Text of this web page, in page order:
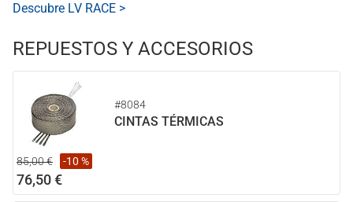
Descubre LV RACE >
REPUESTOS Y ACCESORIOS
#8084
CINTAS TÉRMICAS
85,00 € -10 %
76,50 €